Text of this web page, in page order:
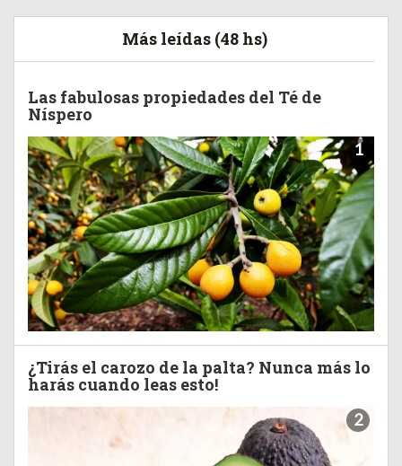
Más leídas (48 hs)
Las fabulosas propiedades del Té de
Níspero
1
¿Tirás el carozo de la palta? Nunca más lo
harás cuando leas esto!
2